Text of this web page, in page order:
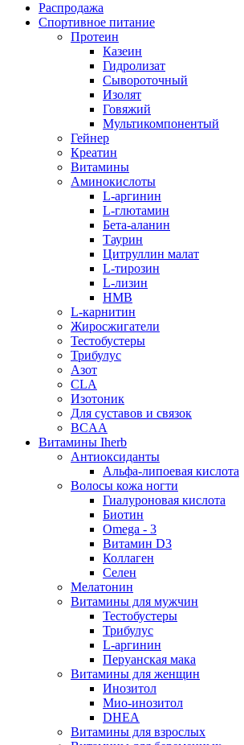
Распродажа
Спортивное питание
Протеин
Казеин
Гидролизат
Сывороточный
Изолят
Говяжий
Мультикомпонентый
Гейнер
Креатин
Витамины
Аминокислоты
L-аргинин
L-глютамин
Бета-аланин
Таурин
Цитруллин малат
L-тирозин
L-лизин
HMB
L-карнитин
Жиросжигатели
Тестобустеры
Трибулус
Азот
CLA
Изотоник
Для суставов и связок
BCAA
Витамины Iherb
Антиоксиданты
Альфа-липоевая кислота
Волосы кожа ногти
Гиалуроновая кислота
Биотин
Omega - 3
Витамин D3
Коллаген
Селен
Мелатонин
Витамины для мужчин
Тестобустеры
Трибулус
L-аргинин
Перуанская мака
Витамины для женщин
Инозитол
Мио-инозитол
DHEA
Витамины для взрослых